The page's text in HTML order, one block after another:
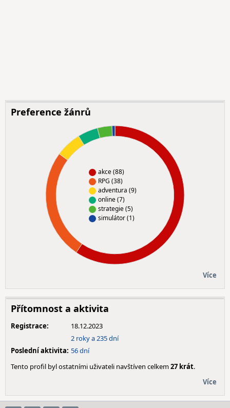
Preference žánrů
akce (88)
RPG (38)
adventura (9)
online (7)
strategie (5)
simulátor (1)
Více
Přítomnost a aktivita
Registrace:
18.12.2023
2 roky a 235 dní
Poslední aktivita: 56 dní
Tento profil byl ostatními uživateli navštíven celkem27 krát.
Více